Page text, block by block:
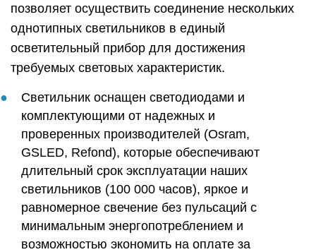
позволяет осуществить соединение нескольких
однотипных светильников в единый
осветительный прибор для достижения
требуемых световых характеристик.
Светильник оснащен светодиодами и
комплектующими от надежных и
проверенных производителей (Osram,
GSLED, Refond), которые обеспечивают
длительный срок эксплуатации наших
светильников (100 000 часов), яркое и
равномерное свечение без пульсаций с
минимальным энергопотреблением и
возможностью экономить на оплате за